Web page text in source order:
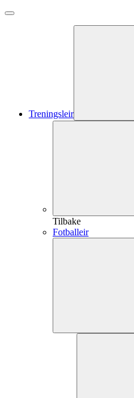
Treningsleir
Tilbake
Fotballeir